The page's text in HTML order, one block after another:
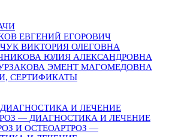
ЕВГЕНИЙ ЕГОРОВИЧ
ВИКТОРИЯ ОЛЕГОВНА
ЮЛИЯ АЛЕКСАНДРОВНА
ЭМЕНТ МАГОМЕДОВНА
СЕРТИФИКАТЫ
И ЛЕЧЕНИЕ
— ДИАГНОСТИКА И ЛЕЧЕНИЕ
И ОСТЕОАРТРОЗ —